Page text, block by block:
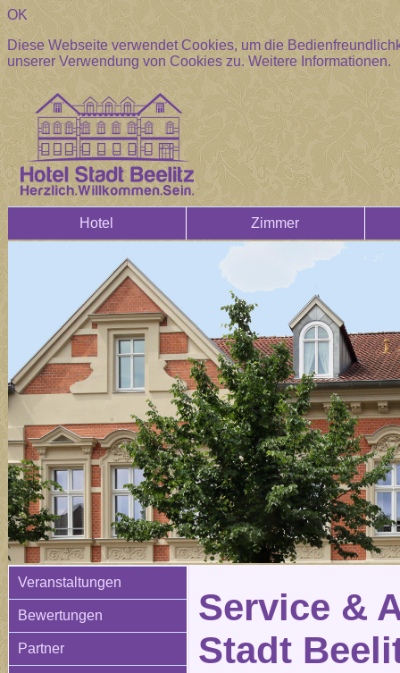
OK
Diese Webseite verwendet Cookies, um die
unserer Verwendung von Cookies zu.Weitere Informationen.
Hotel Zimmer
Veranstaltungen
Bewertungen
Partner
Service &
Stadt